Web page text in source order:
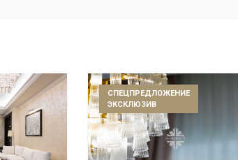
СПЕЦПРЕДЛОЖЕНИЕ
ЭКСКЛЮЗИВ